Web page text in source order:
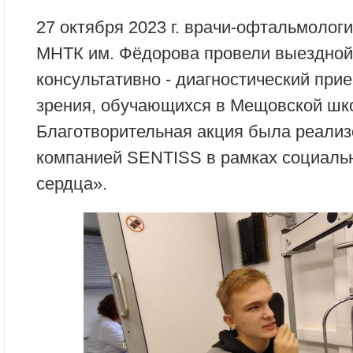
27 октября 2023 г. врачи-
МНТК им. Фёдорова провели выездной
консультативно - диагностический
зрения, обучающихся в Мещовской
Благотворительная акция была
компанией SENTISS в рамках
сердца».